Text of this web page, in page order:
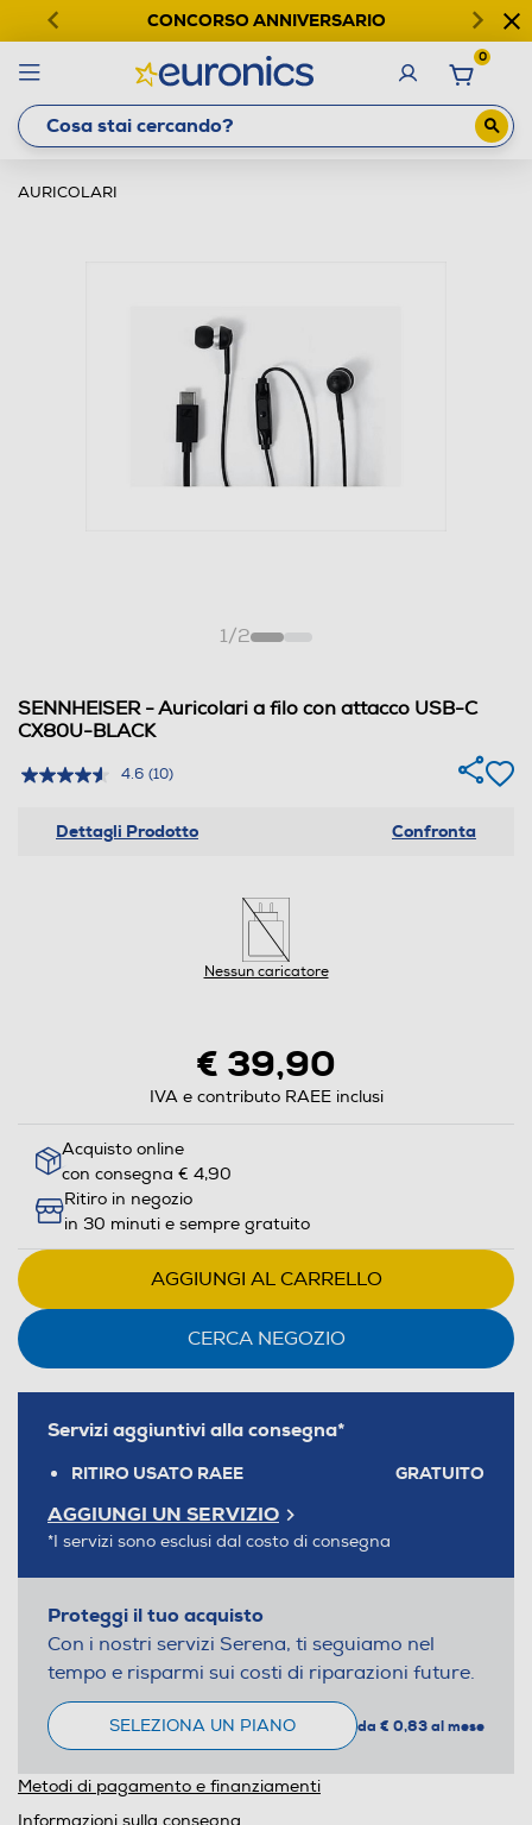
CONCORSO ANNIVERSARIO
0
AURICOLARI
1/2
SENNHEISER - Auricolari a filo con attacco USB-C
CX80U-BLACK
4.6 (10)
Dettagli Prodotto Confronta
Nessun caricatore
€ 39,90
IVA e contributo RAEE inclusi
Acquisto online
con consegna € 4,90
Ritiro in negozio
in 30 minuti e sempre gratuito
AGGIUNGI AL CARRELLO
CERCA NEGOZIO
Servizi aggiuntivi alla consegna*
RITIRO USATO RAEE GRATUITO
AGGIUNGI UN SERVIZIO
*I servizi sono esclusi dal costo di consegna
Proteggi il tuo acquisto
Con i nostri servizi Serena, ti seguiamo nel
tempo e risparmi sui costi di riparazioni future.
SELEZIONA UN PIANO da € 0,83 al mese
Metodi di pagamento e finanziamenti
Informazioni sulla consegna